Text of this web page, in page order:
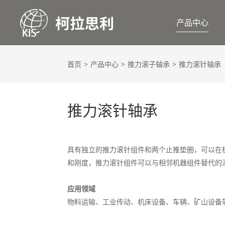
产品中心
首页 产品中心 推力滚子轴承 推力滚针轴承
推力滚针轴承
具有独立的推力滚针组件和两个止推垫圈，可以
和刚度，推力滚针组件可以与相邻机器组件替代
应用领域
物料运输、工业传动、机床设备、车辆、矿山设备